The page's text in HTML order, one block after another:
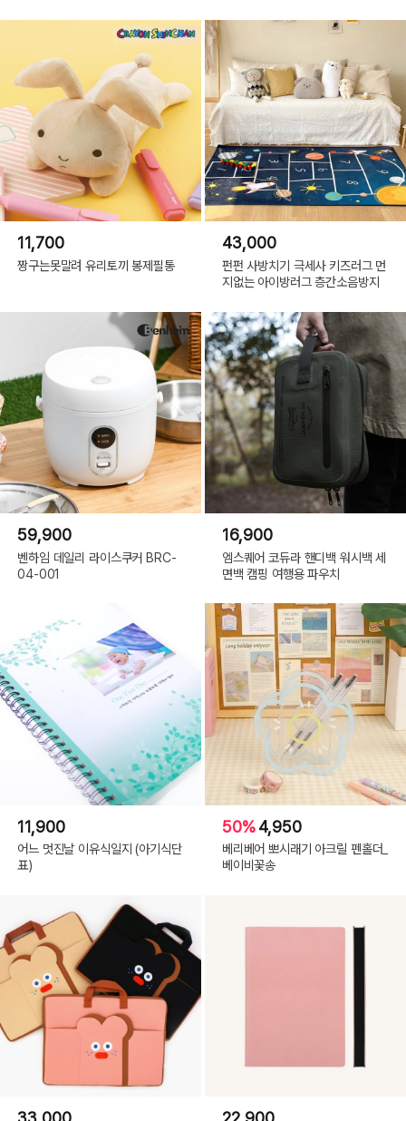
11,700
짱구는못말려 유리토끼 봉제필통
43,000
펀펀 사방치기 극세사 키즈러그 먼
지없는 아이방러그 층간소음방지
59,900
벤하임 데일리 라이스쿠커 BRC-
04-001
16,900
엠스퀘어 코듀라 핸디백 워시백 세
면백 캠핑 여행용 파우치
11,900
어느 멋진날 이유식일지 (아기식단
표)
50%4,950
베리베어 뽀시래기 아크릴 펜홀더_
베이비꽃송